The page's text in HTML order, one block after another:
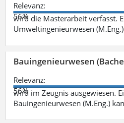
Relevanz:
56%
wird die Masterarbeit verfasst.
Umweltingenieurwesen
Bauingenieurwesen
Relevanz:
56%
wird im Zeugnis ausgewiesen.
Bauingenieurwesen (M.Eng.)